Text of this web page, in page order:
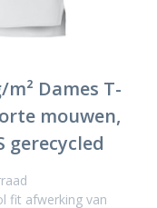
m² Dames T-
mouwen,
gerecycled
fit afwerking van